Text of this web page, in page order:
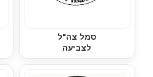
סמל צה"ל
לצביעה